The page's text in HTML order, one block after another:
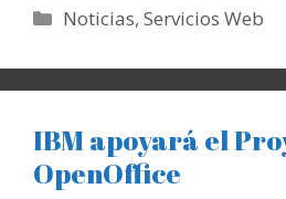
Categorías
Noticias,Servicios Web
IBM apoyará el
OpenOffice